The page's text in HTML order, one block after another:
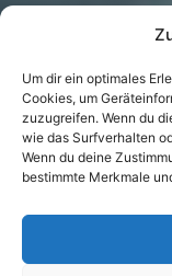
Um dir ein optimales
Cookies, um
zuzugreifen. Wenn du
wie das Surfverhalten
Wenn du deine
bestimmte Merkmale